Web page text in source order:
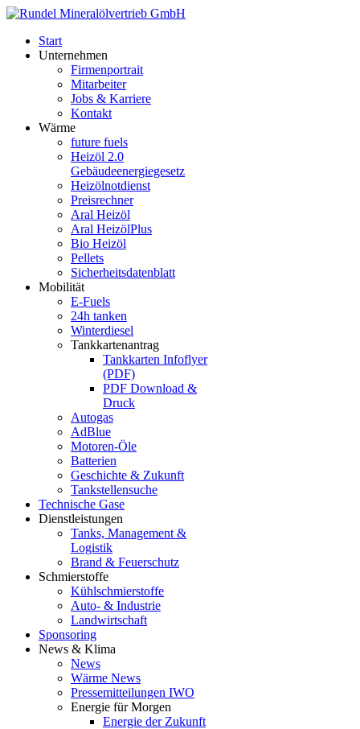
Start
Unternehmen
Firmenportrait
Mitarbeiter
Jobs & Karriere
Kontakt
Wärme
future fuels
Heizöl 2.0
Gebäudeenergiegesetz
Heizölnotdienst
Preisrechner
Aral Heizöl
Aral HeizölPlus
Bio Heizöl
Pellets
Sicherheitsdatenblatt
Mobilität
E-Fuels
24h tanken
Winterdiesel
Tankkartenantrag
Tankkarten Infoflyer
(PDF)
PDF Download &
Druck
Autogas
AdBlue
Motoren-Öle
Batterien
Geschichte & Zukunft
Tankstellensuche
Technische Gase
Dienstleistungen
Tanks, Management &
Logistik
Brand & Feuerschutz
Schmierstoffe
Kühlschmierstoffe
Auto- & Industrie
Landwirtschaft
Sponsoring
News & Klima
News
Wärme News
Pressemitteilungen IWO
Energie für Morgen
Energie der Zukunft